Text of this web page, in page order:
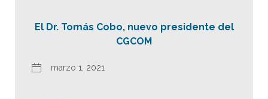
El Dr. Tomás Cobo, nuevo presidente del
CGCOM
marzo 1, 2021